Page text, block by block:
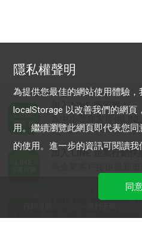
加入 LINE 商家報
加入 LINE 企業行銷快
LINE Biz-Solutions
隱私權聲明
為提供您最佳的網站使用體驗，
localStorage 以改善我們的網頁
用。繼續瀏覽此網頁即代表您
的使用。進一步的資訊可閱讀我
同